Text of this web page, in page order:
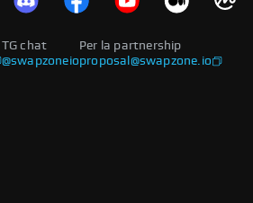
Per la partnership
proposal@swapzone.io
TG chat
@swapzoneio